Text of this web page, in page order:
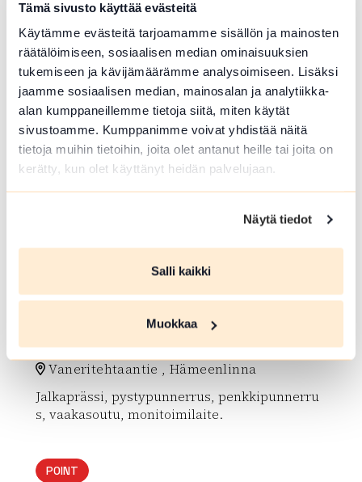
Tämä sivusto käyttää evästeitä
Käytämme evästeitä tarjoamamme sisällön ja mainosten
räätälöimiseen, sosiaalisen median ominaisuuksien
tukemiseen ja kävijämäärämme analysoimiseen. Lisäksi
jaamme sosiaalisen median, mainosalan ja analytiikka-
alan kumppaneillemme tietoja siitä, miten käytät
sivustoamme. Kumppanimme voivat yhdistää näitä
tietoja muihin tietoihin, joita olet antanut heille tai joita on
kerätty, kun olet käyttänyt heidän palvelujaan.
Näytä tiedot
Salli kaikki
Muokkaa
assa. Polttopuita on nuotiopaikan lähellä. Retk
eilijän kannattaa varautua ottamalla pieni mää
rä omaa polttopuuta mukaan retkelle.
Lue lisää luontokohteesta Hietasalon nuotiopaikka I
array(0) { }
ULKOKUNTOILUPAIKKA
Sairion ulkokuntosali
Vaneritehtaantie , Hämeenlinna
Jalkaprässi, pystypunnerrus, penkkipunnerru
s, vaakasoutu, monitoimilaite.
POINT